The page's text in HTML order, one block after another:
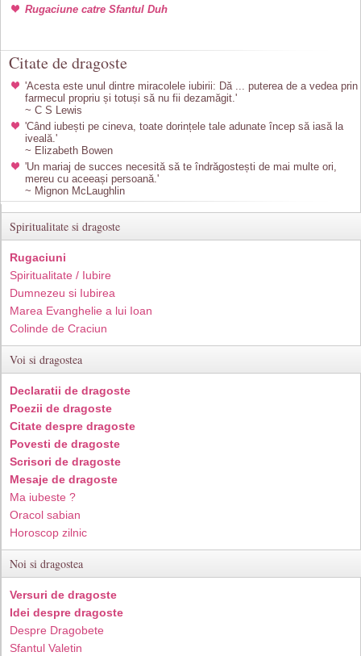
Rugaciune catre Sfantul Duh
Citate de dragoste
'Acesta este unul dintre miracolele iubirii: Dă ... puterea de a vedea prin
farmecul propriu și totuși să nu fii dezamăgit.'
~ C S Lewis
'Când iubești pe cineva, toate dorințele tale adunate încep să iasă la
iveală.'
~ Elizabeth Bowen
'Un mariaj de succes necesită să te îndrăgostești de mai multe ori,
mereu cu aceeași persoană.'
~ Mignon McLaughlin
Spiritualitate si dragoste
Rugaciuni
Spiritualitate / Iubire
Dumnezeu si Iubirea
Marea Evanghelie a lui Ioan
Colinde de Craciun
Voi si dragostea
Declaratii de dragoste
Poezii de dragoste
Citate despre dragoste
Povesti de dragoste
Scrisori de dragoste
Mesaje de dragoste
Ma iubeste ?
Oracol sabian
Horoscop zilnic
Noi si dragostea
Versuri de dragoste
Idei despre dragoste
Despre Dragobete
Sfantul Valetin